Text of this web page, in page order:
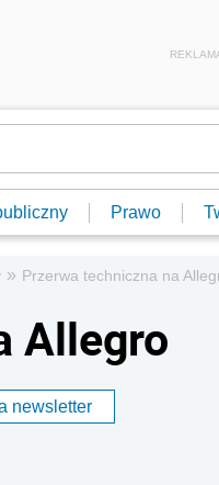
Prawo
» Przerwa techniczna na
Allegro
newsletter